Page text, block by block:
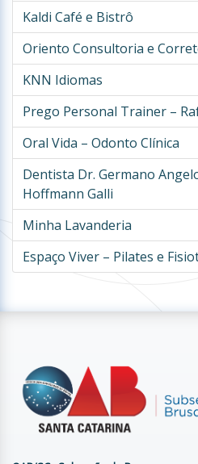
Kaldi Café e Bistrô
Oriento Consultoria e
KNN Idiomas
Prego Personal Trainer –
Oral Vida – Odonto Clínica
Dentista Dr. Germano
Hoffmann Galli
Minha Lavanderia
Espaço Viver – Pilates e